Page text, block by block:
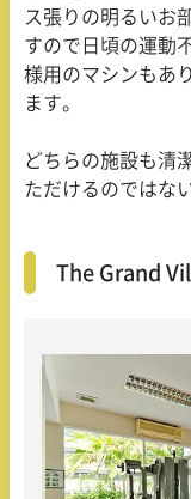
ス張りの明るいお
すので日頃の運動
様用のマシンもあ
ます。
どちらの施設も清
ただけるのではな
The Grand